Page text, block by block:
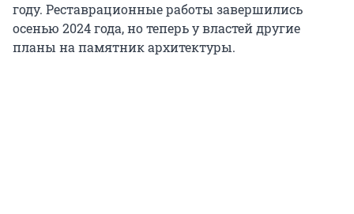
году. Реставрационные работы завершились
осенью 2024 года, но теперь у властей другие
планы на памятник архитектуры.